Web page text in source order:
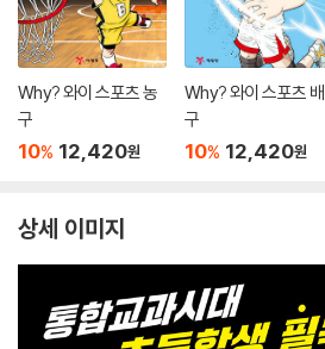
Why? 와이 스포츠 농
구
10% 12,420원
Why? 와이 스포츠 배
구
10% 12,420원
상세 이미지